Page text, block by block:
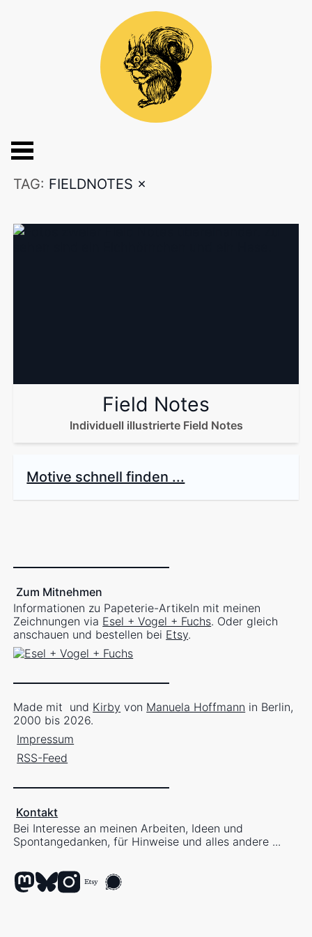
TAG: FIELDNOTES ×
Field Notes
Individuell illustrierte Field Notes
Motive schnell finden ...
Zum Mitnehmen
Informationen zu Papeterie-Artikeln mit meinen
Zeichnungen via Esel + Vogel + Fuchs. Oder gleich
anschauen und bestellen bei Etsy.
Made mit und Kirby von Manuela Hoffmann in Berlin,
2000 bis 2026.
Impressum
RSS-Feed
Kontakt
Bei Interesse an meinen Arbeiten, Ideen und
Spontangedanken, für Hinweise und alles andere ...